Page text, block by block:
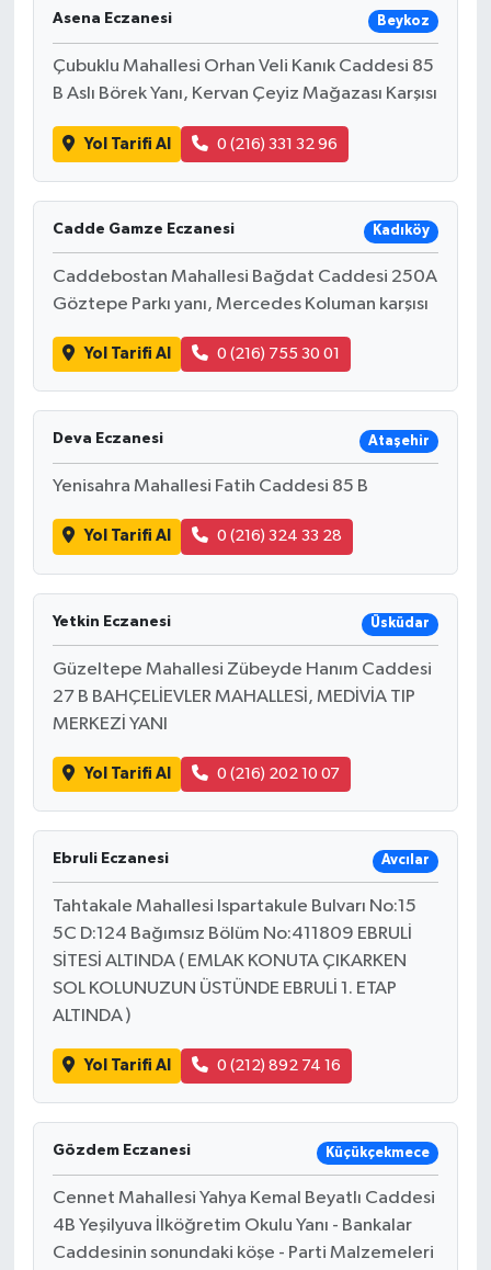
Asena Eczanesi Beykoz
Çubuklu Mahallesi Orhan Veli Kanık Caddesi 85
B Aslı Börek Yanı, Kervan Çeyiz Mağazası Karşısı
Yol Tarifi Al 0 (216) 331 32 96
Cadde Gamze Eczanesi Kadıköy
Caddebostan Mahallesi Bağdat Caddesi 250A
Göztepe Parkı yanı, Mercedes Koluman karşısı
Yol Tarifi Al 0 (216) 755 30 01
Deva Eczanesi Ataşehir
Yenisahra Mahallesi Fatih Caddesi 85 B
Yol Tarifi Al 0 (216) 324 33 28
Yetkin Eczanesi Üsküdar
Güzeltepe Mahallesi Zübeyde Hanım Caddesi
27 B BAHÇELİEVLER MAHALLESİ, MEDİVİA TIP
MERKEZİ YANI
Yol Tarifi Al 0 (216) 202 10 07
Ebruli Eczanesi Avcılar
Tahtakale Mahallesi Ispartakule Bulvarı No:15
5C D:124 Bağımsız Bölüm No:411809 EBRULİ
SİTESİ ALTINDA ( EMLAK KONUTA ÇIKARKEN
SOL KOLUNUZUN ÜSTÜNDE EBRULİ 1. ETAP
ALTINDA )
Yol Tarifi Al 0 (212) 892 74 16
Gözdem Eczanesi Küçükçekmece
Cennet Mahallesi Yahya Kemal Beyatlı Caddesi
4B Yeşilyuva İlköğretim Okulu Yanı - Bankalar
Caddesinin sonundaki köşe - Parti Malzemeleri